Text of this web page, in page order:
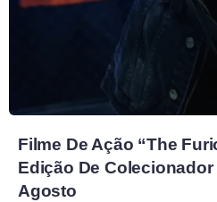
Filme De Ação “The
Edição De Colecionador
Agosto